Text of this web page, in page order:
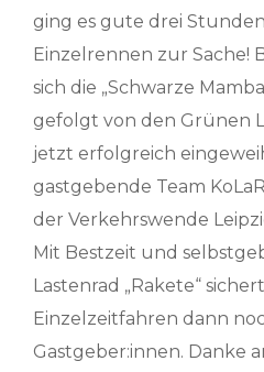
ging es gute drei
Einzelrennen zur Sache!
sich die „Schwarze
gefolgt von den Grünen
jetzt erfolgreich
gastgebende Team
der Verkehrswende
Mit Bestzeit und
Lastenrad „Rakete“
Einzelzeitfahren dann
Gastgeber:innen. Danke